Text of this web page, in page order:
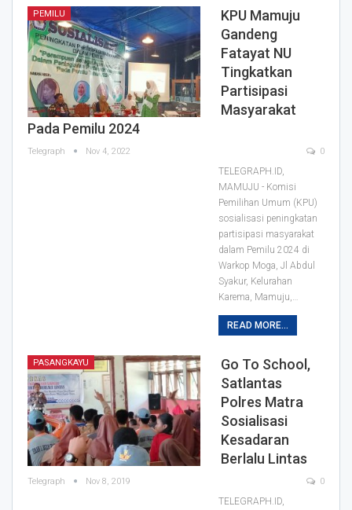
PEMILU
KPU Mamuju
Gandeng
Fatayat NU
Tingkatkan
Partisipasi
Masyarakat
Pada Pemilu 2024
Telegraph Nov 4, 2022 0
TELEGRAPH.ID,
MAMUJU - Komisi
Pemilihan Umum (KPU)
sosialisasi peningkatan
partisipasi masyarakat
dalam Pemilu 2024 di
Warkop Moga, Jl Abdul
Syakur, Kelurahan
Karema, Mamuju,…
READ MORE...
PASANGKAYU
Go To School,
Satlantas
Polres Matra
Sosialisasi
Kesadaran
Berlalu Lintas
Telegraph Nov 8, 2019 0
TELEGRAPH.ID,